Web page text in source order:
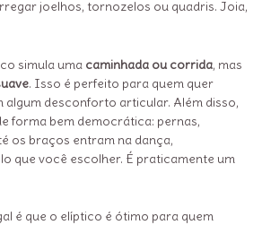
joelhos, tornozelos ou quadris. Joia,
simula uma caminhada ou corrida, mas
. Isso é perfeito para quem quer
algum desconforto articular. Além disso,
forma bem democrática: pernas,
os braços entram na dança,
que você escolher. É praticamente um
é que o elíptico é ótimo para quem